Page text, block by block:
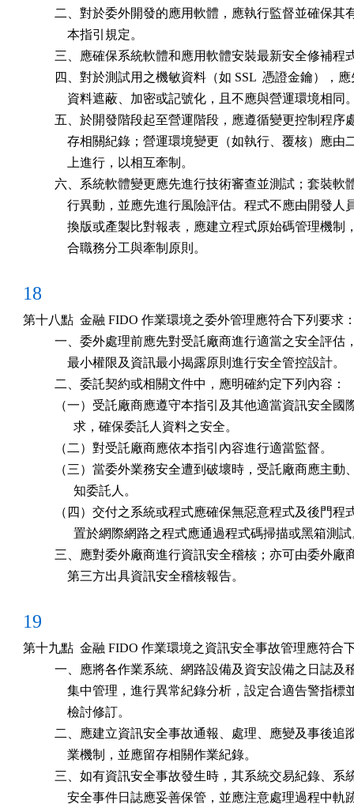
二、對於委外開發的應用軟體，應執行監督並確保其
              本指引規定。
三、應確保系統軟體和應用軟體安裝最新安全修補程
四、對於測試用之機敏資料（如 SSL  憑證金鑰），
資料遮蔽、加密或記號化，且不應與營運環境相同
五、於開發階段起至營運階段，應遵循變更控制程序
存相關紀錄；營運環境變更（如執行、覆核）應由
              上進行，以相互牽制。
六、系統軟體變更應先進行技術審查並測試；套裝軟
行異動，並應先進行風險評估。程式不應由開發人
換版或產製比對報表，應建立程式原始碼管理機制
              合職務分工與牽制原則。
18
第十八點  金融 FIDO 作業環境之委外管理應符合下列要求
一、委外處理前應先對受託廠商進行適當之安全評估
              最小權限及資訊最小揭露原則進行安全管控設計。
          二、委託契約或相關文件中，應明確約定下列內容：
（一）受託廠商應遵守本指引及其他適當資訊安全國
                求，確保委託人資料之安全。
          （二）對受託廠商應依本指引內容進行適當監督。
（三）當委外業務安全遭到破壞時，受託廠商應主動
                知委託人。
（四）交付之系統或程式應確保無惡意程式及後門程
置於網際網路之程式應通過程式碼掃描或黑箱測
三、應對委外廠商進行資訊安全稽核；亦可由委外廠
              第三方出具資訊安全稽核報告。
19
第十九點  金融 FIDO 作業環境之資訊安全事故管理應符合
一、應將各作業系統、網路設備及資安設備之日誌及
集中管理，進行異常紀錄分析，設定合適告警指標
              檢討修訂。
二、應建立資訊安全事故通報、處理、應變及事後追
              業機制，並應留存相關作業紀錄。
三、如有資訊安全事故發生時，其系統交易紀錄、系
安全事件日誌應妥善保管，並應注意處理過程中軌